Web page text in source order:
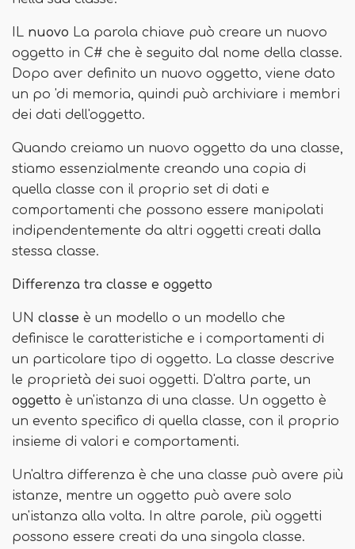
IL nuovo La parola chiave può creare un nuovo
oggetto in C# che è seguito dal nome della classe.
Dopo aver definito un nuovo oggetto, viene dato
un po 'di memoria, quindi può archiviare i membri
dei dati dell'oggetto.
Quando creiamo un nuovo oggetto da una classe,
stiamo essenzialmente creando una copia di
quella classe con il proprio set di dati e
comportamenti che possono essere manipolati
indipendentemente da altri oggetti creati dalla
stessa classe.
Differenza tra classe e oggetto
UN classe è un modello o un modello che
definisce le caratteristiche e i comportamenti di
un particolare tipo di oggetto. La classe descrive
le proprietà dei suoi oggetti. D'altra parte, un
oggetto è un'istanza di una classe. Un oggetto è
un evento specifico di quella classe, con il proprio
insieme di valori e comportamenti.
Un'altra differenza è che una classe può avere più
istanze, mentre un oggetto può avere solo
un'istanza alla volta. In altre parole, più oggetti
possono essere creati da una singola classe.